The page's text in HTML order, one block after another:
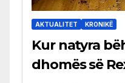
AKTUALITET KRONIKË
Kur natyra
dhomës së